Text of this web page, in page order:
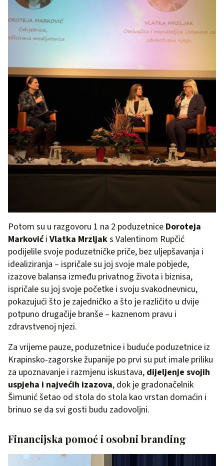
Potom su u razgovoru 1 na 2 poduzetnice Doroteja
Markovići Vlatka Mrzljaks Valentinom Rupčić
podijelile svoje poduzetničke priče, bez uljepšavanja i
idealiziranja – ispričale su joj svoje male pobjede,
izazove balansa između privatnog života i biznisa,
ispričale su joj svoje početke i svoju svakodnevnicu,
pokazujući što je zajedničko a što je različito u dvije
potpuno drugačije branše – kaznenom pravu i
zdravstvenoj njezi.
Za vrijeme pauze, poduzetnice i buduće poduzetnice iz
Krapinsko-zagorske županije po prvi su put imale priliku
za upoznavanje i razmjenu iskustava, dijeljenje svojih
uspjeha i najvećih izazova, dok je gradonačelnik
Šimunić šetao od stola do stola kao vrstan domaćin i
brinuo se da svi gosti budu zadovoljni.
Financijska pomoć i osobni branding